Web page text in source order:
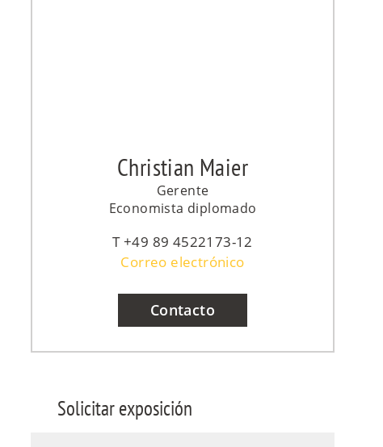
Christian Maier
Gerente
Economista diplomado
+49 89 4522173-12
Correo electrónico
Contacto
Solicitar exposición